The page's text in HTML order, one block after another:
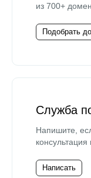
из 700+
Подобрать
Служба
Напишите,
консультация
Написать